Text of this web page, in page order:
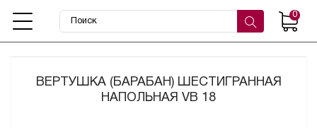
0
ВЕРТУШКА (БАРАБАН) ШЕСТИГРАННАЯ
НАПОЛЬНАЯ VB 18